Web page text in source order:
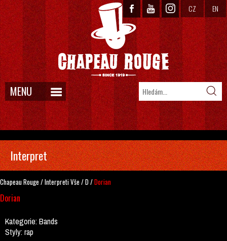
CZ EN
MENU
Interpret
Chapeau Rouge /InterpretiVše /D/Dorian
Dorian
Kategorie:Bands
Styly:rap